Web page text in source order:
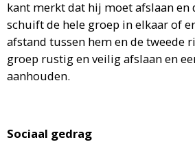
kant merkt dat hij moet afslaan en
schuift de hele groep in elkaar of
afstand tussen hem en de tweede
groep rustig en veilig afslaan en
aanhouden.
Sociaal gedrag